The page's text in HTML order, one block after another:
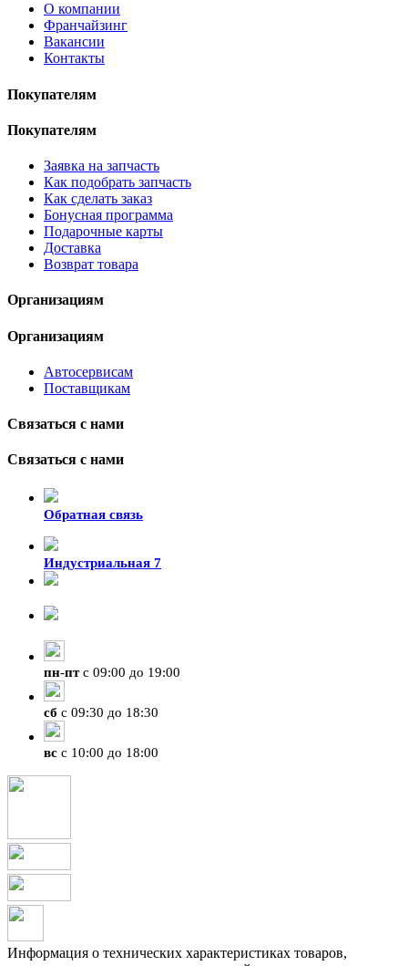
О компании
Франчайзинг
Вакансии
Контакты
Покупателям
Покупателям
Заявка на запчасть
Как подобрать запчасть
Как сделать заказ
Бонусная программа
Подарочные карты
Доставка
Возврат товара
Организациям
Организациям
Автосервисам
Поставщикам
Связаться с нами
Связаться с нами
Обратная связь
Индустриальная 7
пн-птс 09:00 до 19:00
сб с 09:30 до 18:30
вс с 10:00 до 18:00
Информация о технических характеристиках товаров,